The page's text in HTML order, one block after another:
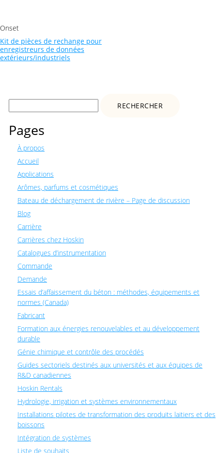
Onset
Kit de pièces de rechange pour
enregistreurs de données
extérieurs/industriels
Rechercher :
Pages
À propos
Accueil
Applications
Arômes, parfums et cosmétiques
Bateau de déchargement de rivière – Page de discussion
Blog
Carrière
Carrières chez Hoskin
Catalogues d’instrumentation
Commande
Demande
Essais d’affaissement du béton : méthodes, équipements et
normes (Canada)
Fabricant
Formation aux énergies renouvelables et au développement
durable
Génie chimique et contrôle des procédés
Guides sectoriels destinés aux universités et aux équipes de
R&D canadiennes
Hoskin Rentals
Hydrologie, irrigation et systèmes environnementaux
Installations pilotes de transformation des produits laitiers et des
boissons
Intégration de systèmes
Liste de souhaits